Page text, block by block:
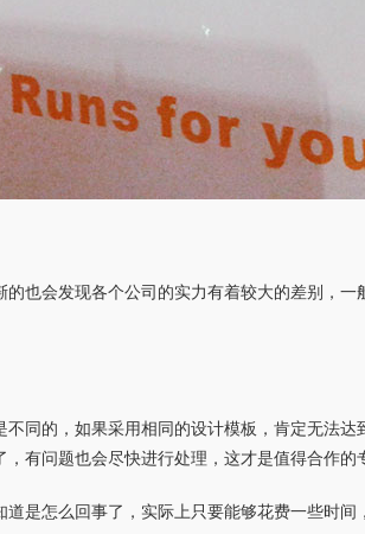
也会发现各个公司的实力有着较大的差别，
同的，如果采用相同的设计模板，肯定无法
有问题也会尽快进行处理，这才是值得合作的
是怎么回事了，实际上只要能够花费一些时